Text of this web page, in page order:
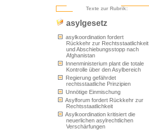
Texte zur Rubrik:
asylgesetz
asylkoordination fordert
Rückkehr zur Rechtsstaatlichkeit
und Abschiebungsstopp nach
Afghanistan
Innenministerium plant die totale
Kontrolle über den Asylbereich
Regierung gefährdet
rechtsstaatliche Prinzipien
Unnötige Einmischung
Asylforum fordert Rückkehr zur
Rechtsstaatlichkeit
Asylkoordination kritisiert die
neuerlichen asylrechtlichen
Verschärfungen